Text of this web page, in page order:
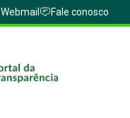
Webmail Fale conosco